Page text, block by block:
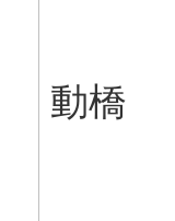
動橋